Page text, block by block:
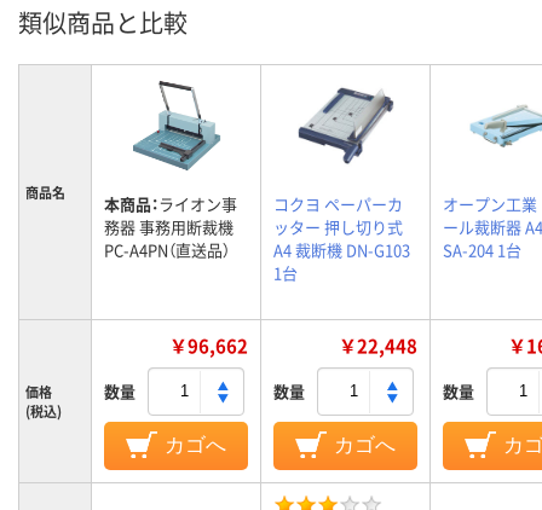
類似商品と比較
商品名 本商品：ライオン事
務器 事務用断裁機
PC-A4PN（直送品）
コクヨ ペーパーカ
ッター 押し切り式
A4 裁断機 DN-G103
1台
オープン工業
ール裁断器
SA-204 1台
価格
(税込)
￥96,662
数量
カゴへ
￥22,448
数量
カゴへ
￥
数量
カ